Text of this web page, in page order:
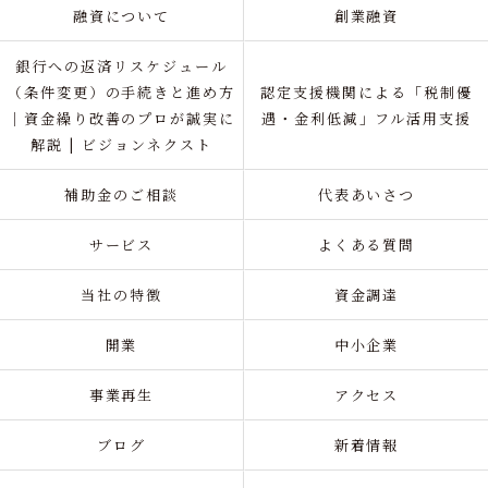
融資について 創業融資
銀行への返済リスケジュール
（条件変更）の手続きと進め方
｜資金繰り改善のプロが誠実に
解説 | ビジョンネクスト
認定支援機関による「税制優
遇・金利低減」フル活用支援
補助金のご相談 代表あいさつ
サービス よくある質問
当社の特徴 資金調達
開業 中小企業
事業再生 アクセス
ブログ 新着情報